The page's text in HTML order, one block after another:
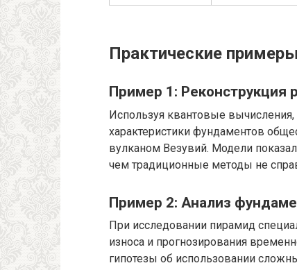
Практические
Пример 1: Реконструкция
Используя квантовые
характеристики фундаментов
вулканом Везувий. Модели
чем традиционные методы не
Пример 2: Анализ
При исследовании пирамид
износа и прогнозирования
гипотезы об использовании